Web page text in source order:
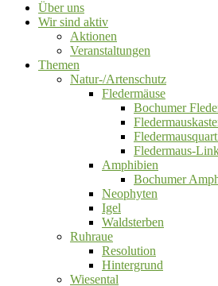
Über uns
Wir sind aktiv
Aktionen
Veranstaltungen
Themen
Natur-/Artenschutz
Fledermäuse
Bochumer
Fledermaus-
Amphibien
Bochumer
Neophyten
Igel
Waldsterben
Ruhraue
Resolution
Hintergrund
Wiesental